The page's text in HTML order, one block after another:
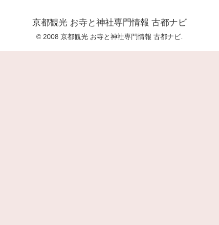
京都観光 お寺と神社専門情報 古都ナビ
© 2008 京都観光 お寺と神社専門情報 古都ナビ.